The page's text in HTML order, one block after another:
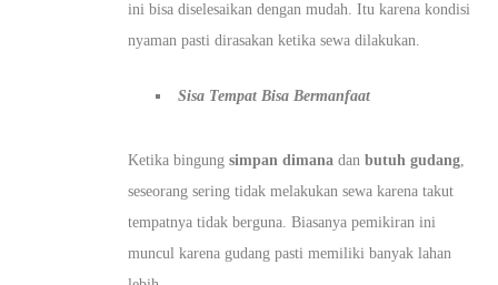
ini bisa diselesaikan dengan mudah. Itu karena kondisi
nyaman pasti dirasakan ketika sewa dilakukan.
Sisa Tempat Bisa Bermanfaat
Ketika bingung simpan dimana dan butuh gudang,
seseorang sering tidak melakukan sewa karena takut
tempatnya tidak berguna. Biasanya pemikiran ini
muncul karena gudang pasti memiliki banyak lahan